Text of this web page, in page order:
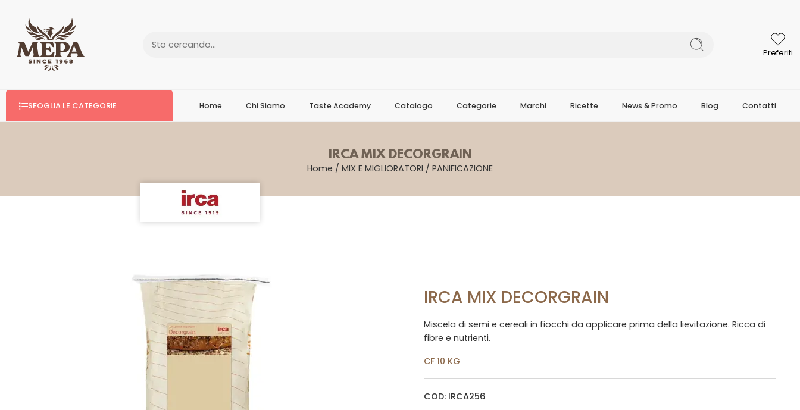
Preferiti
SFOGLIA LE CATEGORIE Home Chi Siamo Taste Academy Catalogo Categorie Marchi Ricette News & Promo Blog Contatti
IRCA MIX DECORGRAIN
Home / MIX E MIGLIORATORI / PANIFICAZIONE
IRCA MIX DECORGRAIN
Miscela di semi e cereali in fiocchi da applicare prima della lievitazione. Ricca di
fibre e nutrienti.
CF 10 KG
COD: IRCA256